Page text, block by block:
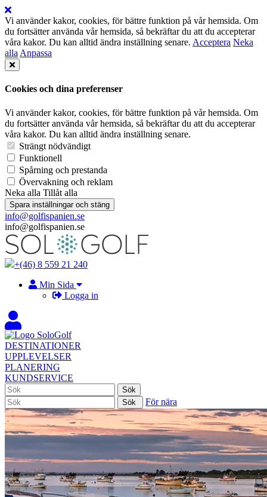
Vi använder kakor, cookies, för bättre funktion på vår hemsida. Om
du fortsätter använda vår hemsida, så bekräftar du att du accepterar
våra kakor. Du kan alltid ändra inställning senare. Acceptera Neka
alla Anpassa
Cookies och dina preferenser
Vi använder kakor, cookies, för bättre funktion på vår hemsida. Om
du fortsätter använda vår hemsida, så bekräftar du att du accepterar
våra kakor. Du kan alltid ändra inställning senare.
Strängt nödvändigt
Funktionell
Spårning och prestanda
Övervakning och reklam
Neka alla Tillåt alla
Spara inställningar och stäng
info@golfispanien.se
info@golfispanien.se
+(46) 8 559 21 240
Min Sida
Logga in
DESTINATIONER
UPPLEVELSER
PLANERING
KUNDSERVICE
För nära